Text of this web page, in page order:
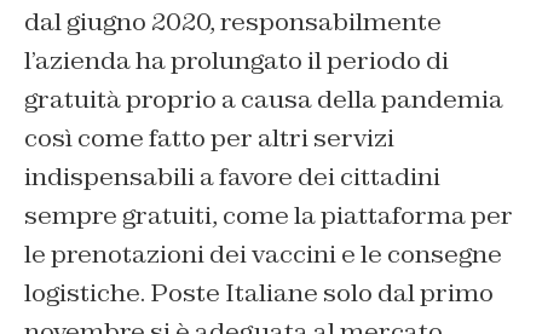
dal giugno 2020, responsabilmente
l’azienda ha prolungato il periodo di
gratuità proprio a causa della pandemia
così come fatto per altri servizi
indispensabili a favore dei cittadini
sempre gratuiti, come la piattaforma per
le prenotazioni dei vaccini e le consegne
logistiche. Poste Italiane solo dal primo